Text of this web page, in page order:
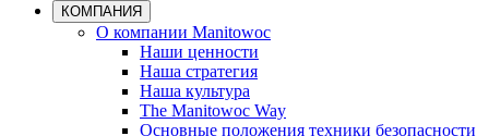
КОМПАНИЯ
О компании Manitowoc
Наши ценности
Наша стратегия
Наша культура
The Manitowoc Way
Основные положения техники безопасности